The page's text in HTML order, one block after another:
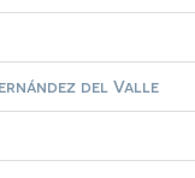
del Valle